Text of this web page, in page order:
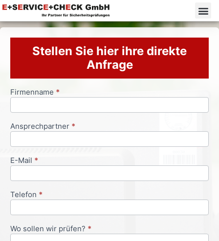
Stellen Sie hier ihre direkte
Anfrage
Anfrageformular
Firmenname *
Ansprechpartner *
E-Mail *
Telefon *
Wo sollen wir prüfen? *